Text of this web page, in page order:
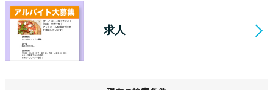
求人